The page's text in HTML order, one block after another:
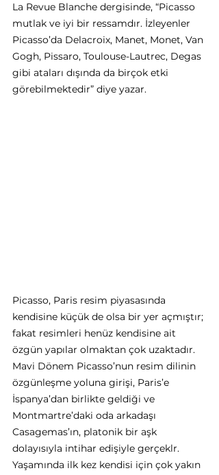
La Revue Blanche dergisinde, “Picasso
mutlak ve iyi bir ressamdır. İzleyenler
Picasso’da Delacroix, Manet, Monet, Van
Gogh, Pissaro, Toulouse-Lautrec, Degas
gibi ataları dışında da birçok etki
görebilmektedir” diye yazar.
Picasso, Paris resim piyasasında
kendisine küçük de olsa bir yer açmıştır;
fakat resimleri henüz kendisine ait
özgün yapılar olmaktan çok uzaktadır.
Mavi Dönem Picasso’nun resim dilinin
özgünleşme yoluna girişi, Paris’e
İspanya’dan birlikte geldiği ve
Montmartre’daki oda arkadaşı
Casagemas’ın, platonik bir aşk
dolayısıyla intihar edişiyle gerçeklr.
Yaşamında ilk kez kendisi için çok yakın